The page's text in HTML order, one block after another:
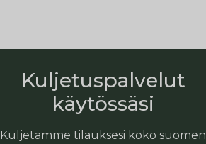
Kuljetuspalvelut
käytössäsi
Kuljetamme tilauksesi koko suomen